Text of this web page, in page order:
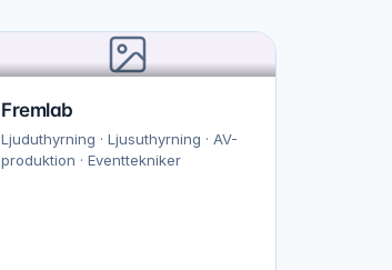
Fremlab
Ljuduthyrning · Ljusuthyrning · AV-
produktion · Eventtekniker